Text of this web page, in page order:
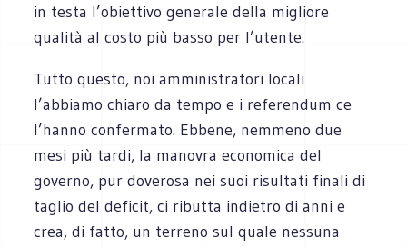
in testa l’obiettivo generale della migliore
qualità al costo più basso per l’utente.
Tutto questo, noi amministratori locali
l’abbiamo chiaro da tempo e i referendum ce
l’hanno confermato. Ebbene, nemmeno due
mesi più tardi, la manovra economica del
governo, pur doverosa nei suoi risultati finali di
taglio del deficit, ci ributta indietro di anni e
crea, di fatto, un terreno sul quale nessuna